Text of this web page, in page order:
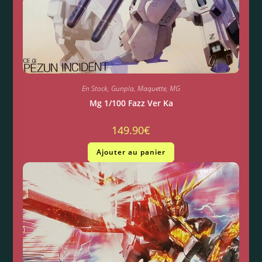
En Stock, Gunpla, Maquette, MG
Mg 1/100 Fazz Ver Ka
149.90€
Ajouter au panier